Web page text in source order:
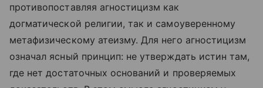
противопоставляя агностицизм как
догматической религии, так и самоуверенному
метафизическому атеизму. Для него агностицизм
означал ясный принцип: не утверждать истин там,
где нет достаточных оснований и проверяемых